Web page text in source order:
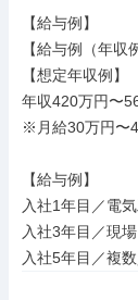
【給与例】
【給与例（年収
【想定年収例】
年収420万円〜
※月給30万円〜
【給与例】
入社1年目／電
入社3年目／現
入社5年目／複